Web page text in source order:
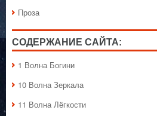
Проза
СОДЕРЖАНИЕ САЙТА:
1 Волна Богини
10 Волна Зеркала
11 Волна Лёгкости